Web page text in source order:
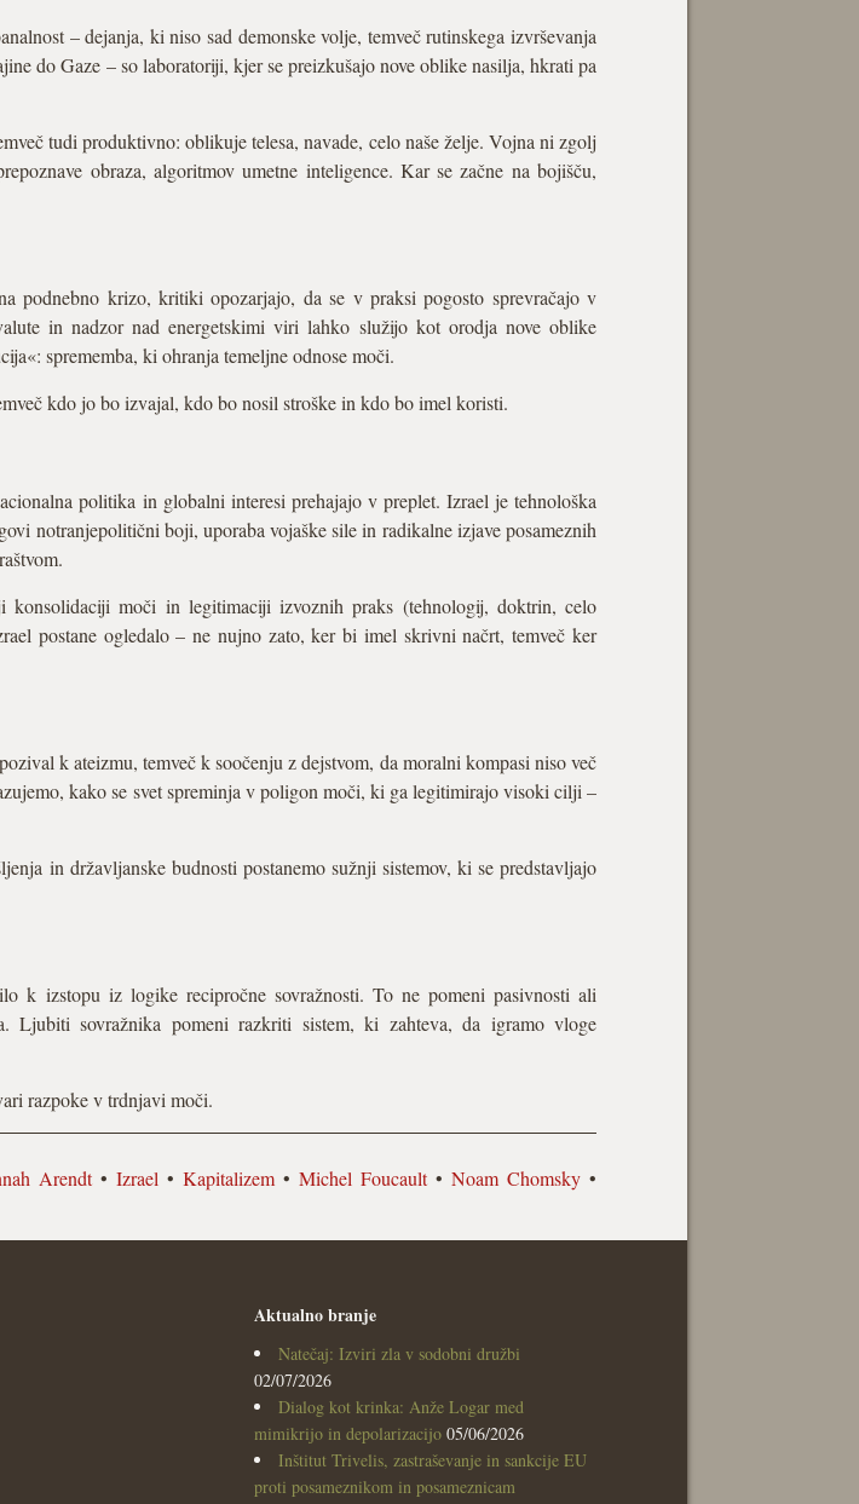
– dejanja, ki niso sad demonske volje, temveč rutinskega izvrševanja
do Gaze – so laboratoriji, kjer se preizkušajo nove oblike nasilja, hkrati pa
tudi produktivno: oblikuje telesa, navade, celo naše želje. Vojna ni zgolj
obraza, algoritmov umetne inteligence. Kar se začne na bojišču,
podnebno krizo, kritiki opozarjajo, da se v praksi pogosto sprevračajo v
in nadzor nad energetskimi viri lahko služijo kot orodja nove oblike
sprememba, ki ohranja temeljne odnose moči.
kdo jo bo izvajal, kdo bo nosil stroške in kdo bo imel koristi.
politika in globalni interesi prehajajo v preplet. Izrael je tehnološka
notranjepolitični boji, uporaba vojaške sile in radikalne izjave posameznih
moči in legitimaciji izvoznih praks (tehnologij, doktrin, celo
postane ogledalo – ne nujno zato, ker bi imel skrivni načrt, temveč ker
k ateizmu, temveč k soočenju z dejstvom, da moralni kompasi niso več
kako se svet spreminja v poligon moči, ki ga legitimirajo visoki cilji –
in državljanske budnosti postanemo sužnji sistemov, ki se predstavljajo
k izstopu iz logike recipročne sovražnosti. To ne pomeni pasivnosti ali
Ljubiti sovražnika pomeni razkriti sistem, ki zahteva, da igramo vloge
razpoke v trdnjavi moči.
Arendt• Izrael • Kapitalizem• Michel Foucault•Noam Chomsky •
Aktualno branje
Natečaj: Izviri zla v sodobni družbi
02/07/2026
Dialog kot krinka: Anže Logar med
mimikrijo in depolarizacijo 05/06/2026
Inštitut Trivelis, zastraševanje in sankcije EU
proti posameznikom in posameznicam